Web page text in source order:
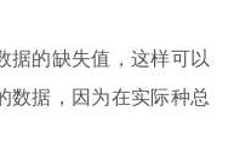
据的缺失值，这样可以
数据，因为在实际种总